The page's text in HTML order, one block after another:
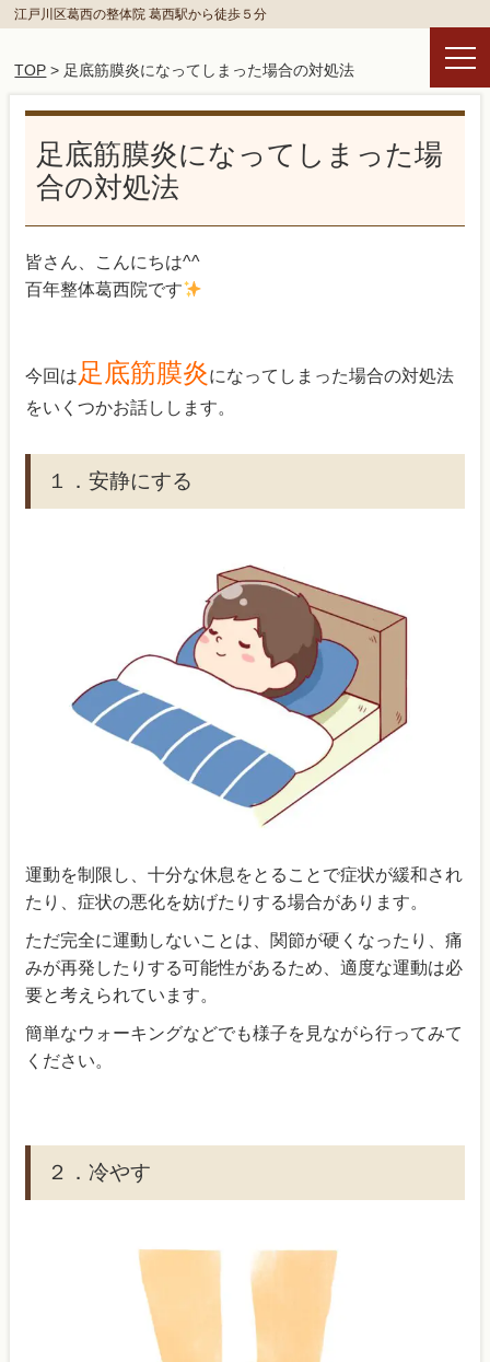
江戸川区葛西の整体院 葛西駅から徒歩５分
TOP > 足底筋膜炎になってしまった場合の対処法
足底筋膜炎になってしまった場
合の対処法
皆さん、こんにちは^^
百年整体葛西院です
今回は 足底筋膜炎になってしまった場合の対処法
をいくつかお話しします。
１．安静にする
運動を制限し、十分な休息をとることで症状が緩和され
たり、症状の悪化を妨げたりする場合があります。
ただ完全に運動しないことは、関節が硬くなったり、痛
みが再発したりする可能性があるため、適度な運動は必
要と考えられています。
簡単なウォーキングなどでも様子を見ながら行ってみて
ください。
２．冷やす